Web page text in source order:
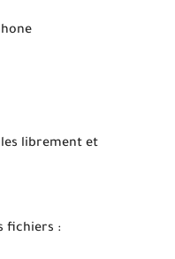
librement et
fichiers :